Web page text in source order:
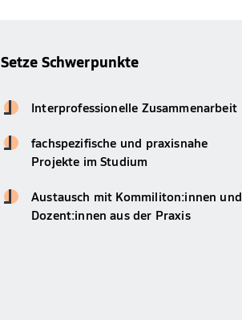
Setze Schwerpunkte
Interprofessionelle Zusammenarbeit
fachspezifische und praxisnahe
Projekte im Studium
Austausch mit Kommiliton:innen und
Dozent:innen aus der Praxis